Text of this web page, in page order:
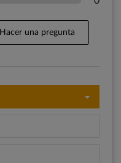
Hacer una pregunta